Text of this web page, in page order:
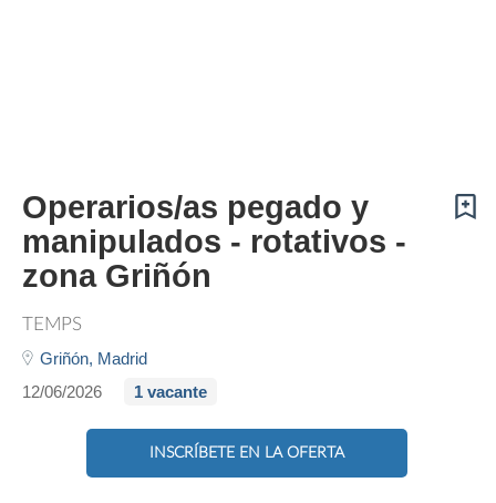
Operarios/as pegado y
manipulados - rotativos -
zona Griñón
TEMPS
Griñón, Madrid
12/06/2026
1 vacante
INSCRÍBETE EN LA OFERTA